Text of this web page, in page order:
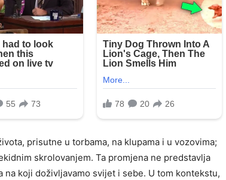
prisutne u torbama, na klupama i u vozovima;
skrolovanjem. Ta promjena ne predstavlja
koji doživljavamo svijet i sebe. U tom kontekstu,